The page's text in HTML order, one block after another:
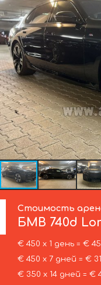
Стоимость
БМВ 740d
€ 450 х 1 день = €
€ 450 х 7 дней = €
€ 350 х 14 дней = €